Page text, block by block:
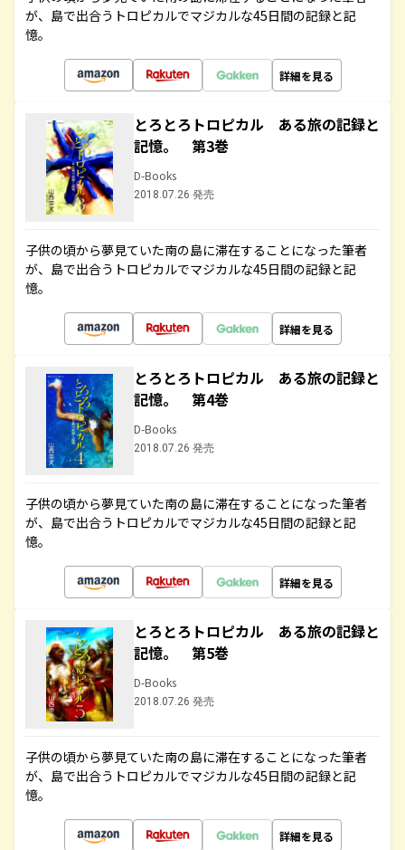
が、島で出合うトロピカルでマジカルな45日間の記録と記
憶。
詳細を見る
とろとろトロピカル ある旅の記録と
記憶。 第3巻
D-Books
2018.07.26 発売
子供の頃から夢見ていた南の島に滞在することになった筆者
が、島で出合うトロピカルでマジカルな45日間の記録と記
憶。
詳細を見る
とろとろトロピカル ある旅の記録と
記憶。 第4巻
D-Books
2018.07.26 発売
子供の頃から夢見ていた南の島に滞在することになった筆者
が、島で出合うトロピカルでマジカルな45日間の記録と記
憶。
詳細を見る
とろとろトロピカル ある旅の記録と
記憶。 第5巻
D-Books
2018.07.26 発売
子供の頃から夢見ていた南の島に滞在することになった筆者
が、島で出合うトロピカルでマジカルな45日間の記録と記
憶。
詳細を見る